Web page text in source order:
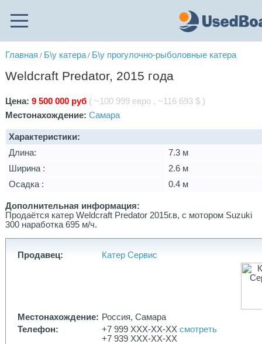
Главная / Б\у катера/ Б\у прогулочно-рыболовные катера
Weldcraft Predator, 2015 года
Цена:9 500 000 руб ( ~100 999 евро , ~116 693 $ )
Местонахождение:Самара
Характеристики:
Длина:
7.3 м
Ширина :
2.6 м
Осадка :
0.4 м
Дополнительная информация:
Продаётся катер Weldcraft Predator 2015г.в, с мотором Suzuki
300 наработка 695 м/ч.
Продавец: Катер Сервис
Местонахождение: Россия, Самара
Телефон:
+7 999 XXX-XX-XX
+7 939 XXX-XX-XX
смотреть